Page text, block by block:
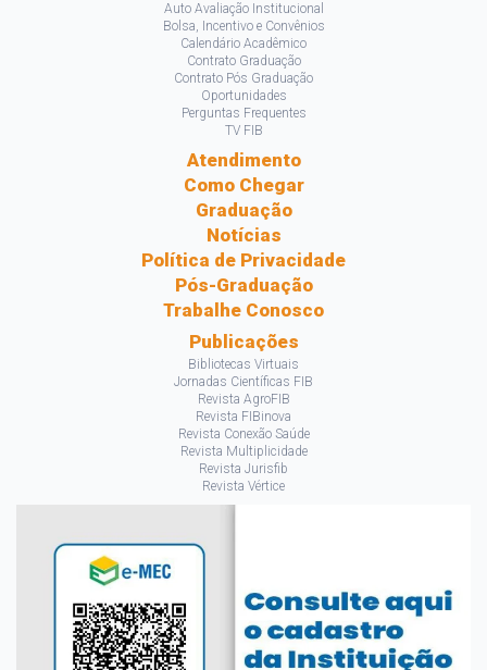
Auto Avaliação Institucional
Bolsa, Incentivo e Convênios
Calendário Acadêmico
Contrato Graduação
Contrato Pós Graduação
Oportunidades
Perguntas Frequentes
TV FIB
Atendimento
Como Chegar
Graduação
Notícias
Política de Privacidade
Pós-Graduação
Trabalhe Conosco
Publicações
Bibliotecas Virtuais
Jornadas Científicas FIB
Revista AgroFIB
Revista FIBinova
Revista Conexão Saúde
Revista Multiplicidade
Revista Jurisfib
Revista Vértice